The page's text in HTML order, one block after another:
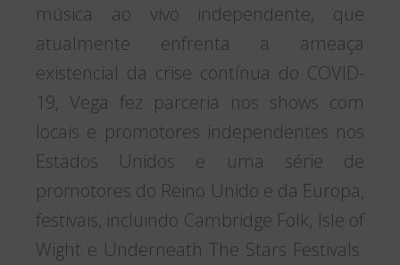
música ao vivo independente, que
atualmente enfrenta a ameaça
existencial da crise contínua do COVID-
19, Vega fez parceria nos shows com
locais e promotores independentes nos
Estados Unidos e uma série de
promotores do Reino Unido e da Europa,
festivais, incluindo Cambridge Folk, Isle of
Wight e Underneath The Stars Festivals.